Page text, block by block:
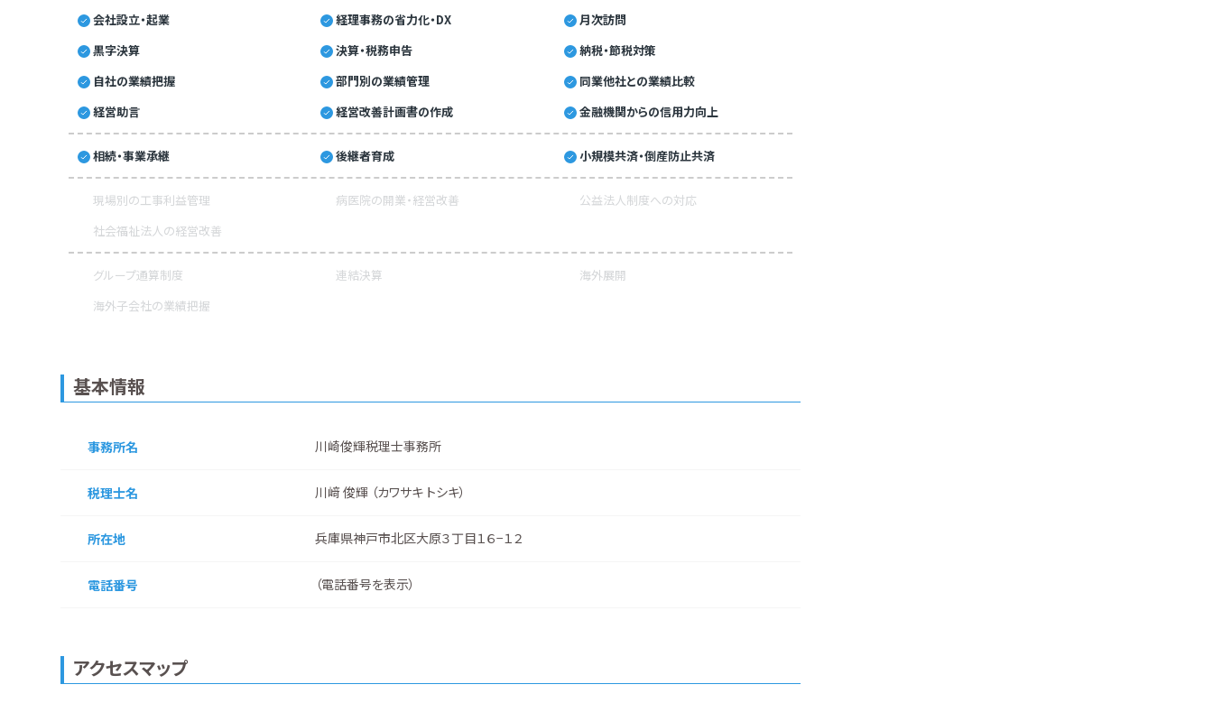
会社設立・起業 経理事務の省力化・DX
月次訪問
黒字決算
決算・税務申告
納税・節税対策
自社の業績把握
部門別の業績管理
同業他社との業績比較
経営助言
経営改善計画書の作成 金融機関からの信用力向上
相続・事業承継 後継者育成 小規模共済・倒産防止共済
現場別の工事利益管理 病医院の開業・経営改善
公益法人制度への対応
社会福祉法人の経営改善
グループ通算制度 連結決算
海外展開
海外子会社の業績把握
基本情報
事務所名 川崎俊輝税理士事務所
税理士名 川﨑 俊輝 （カワサキ トシキ）
所在地 兵庫県神戸市北区大原３丁目１６−１２
電話番号 （電話番号を表示）
アクセスマップ